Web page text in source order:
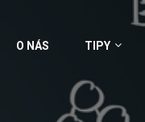
O NÁS TIPY